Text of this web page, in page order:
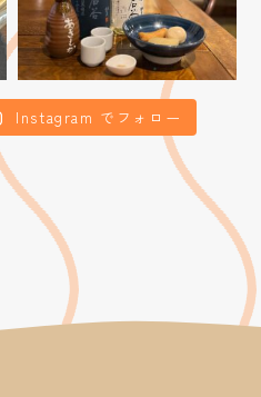
Instagram でフォロー